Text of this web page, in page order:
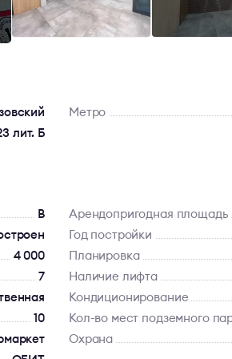
Метро
лит. Б
B
Арендопригодная площадь
Год постройки
4 000
Планировка
7
Наличие лифта
Кондиционирование
10
Кол-во мест подземного
Охрана